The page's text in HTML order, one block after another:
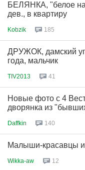
БЕЛЯНКА, "белое
дев., в квартиру
Kobzik 185
ДРУЖОК, дамский
года, мальчик
TIV2013 41
Новые фото с 4
дворянка из
Daffkin 140
Малыши-красавцы
Wikka-aw 12